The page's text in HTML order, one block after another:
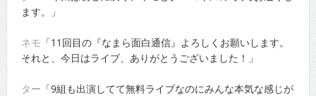
ます。」
ネモ 「11回目の『なまら面白通信』よろしくお願いします。
それと、今日はライブ、ありがとうございました！」
ター 「9組も出演してて無料ライブなのにみんな本気な感じが